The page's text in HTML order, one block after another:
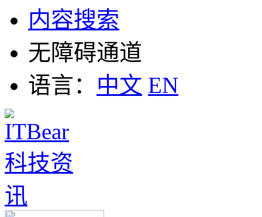
内容搜索
无障碍通道
语言： 中文 EN